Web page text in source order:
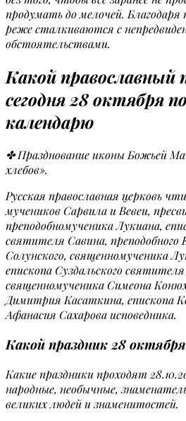
продумать до мелочей. Благодаря
реже сталкиваются с
обстоятельствами.
Какой православный
сегодня 28 октября
календарю
✤ Празднование иконы Божьей
хлебов».
Русская православная церковь
мучеников Сарвила и Вевеи,
преподобномученика Лукиана,
святителя Савина, преподобного
Солунского, священномученика
епископа Суздальского
священномученика Симеона
Димитрия Касаткина, епископа
Афанасия Сахарова исповедника.
Какой праздник 28
Какие праздники проходят
народные, необычные,
великих людей и знаменитостей.